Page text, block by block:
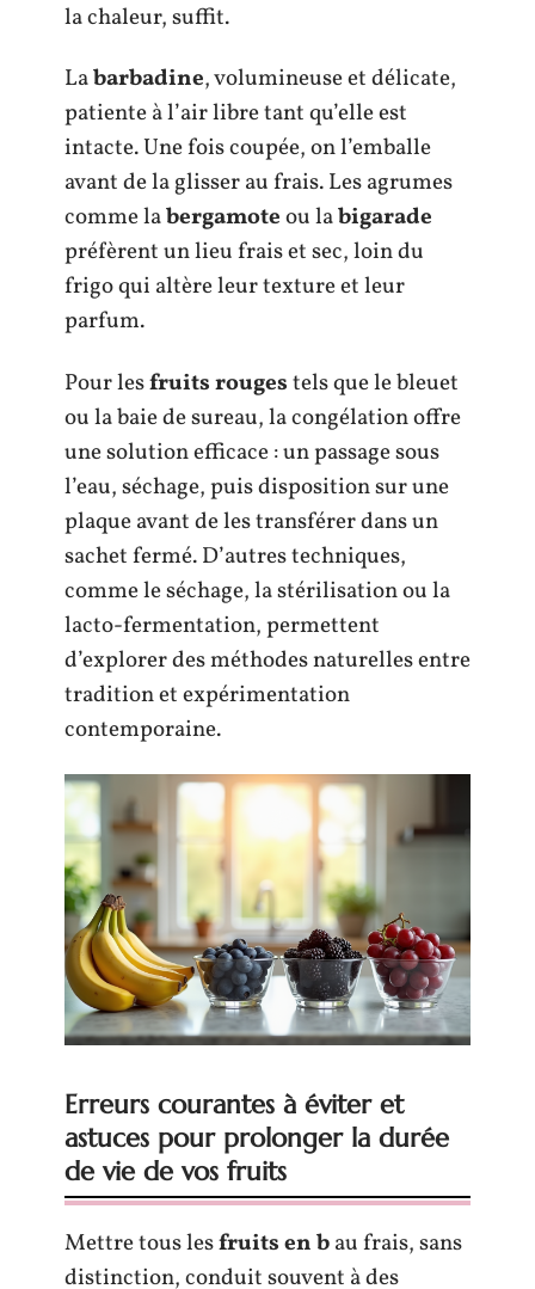
la chaleur, suffit.
Labarbadine, volumineuse et délicate,
patiente à l’air libre tant qu’elle est
intacte. Une fois coupée, on l’emballe
avant de la glisser au frais. Les agrumes
comme labergamoteou labigarade
préfèrent un lieu frais et sec, loin du
frigo qui altère leur texture et leur
parfum.
Pour lesfruits rougestels que le bleuet
ou la baie de sureau, la congélation offre
une solution efficace : un passage sous
l’eau, séchage, puis disposition sur une
plaque avant de les transférer dans un
sachet fermé. D’autres techniques,
comme le séchage, la stérilisation ou la
lacto-fermentation, permettent
d’explorer des méthodes naturelles entre
tradition et expérimentation
contemporaine.
Erreurs courantes à éviter et
astuces pour prolonger la durée
de vie de vos fruits
Mettre tous lesfruits en bau frais, sans
distinction, conduit souvent à des